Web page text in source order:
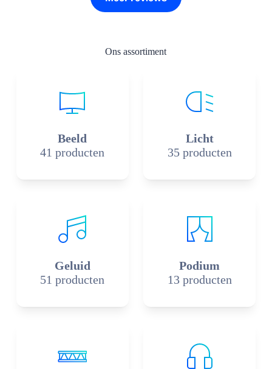
Ons assortiment
Beeld
41 producten
Licht
35 producten
Geluid
51 producten
Podium
13 producten